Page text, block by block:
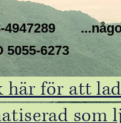
5055-6273
här för att
som